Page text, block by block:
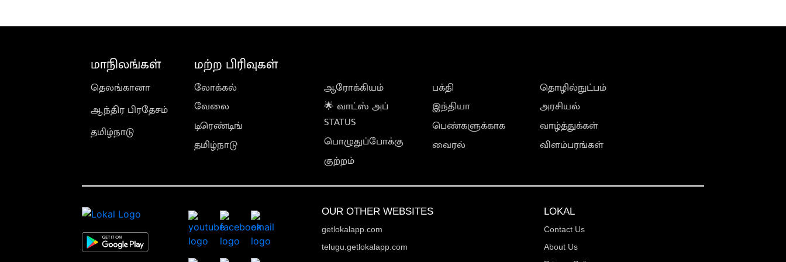
மாநிலங்கள்
தெலங்கானா
ஆந்திர பிரதேசம்
தமிழ்நாடு
மற்ற பிரிவுகள்
லோக்கல்
வேலை
டிரெண்டிங்
தமிழ்நாடு
ஆரோக்கியம்
🌟 வாட்ஸ் அப்
STATUS
பொழுதுப்போக்கு
குற்றம்
பக்தி
இந்தியா
பெண்களுக்காக
வைரல்
தொழில்நுட்பம்
அரசியல்
வாழ்த்துக்கள்
விளம்பரங்கள்
OUR OTHER WEBSITES
getlokalapp.com
telugu.getlokalapp.com
LOKAL
Contact Us
About Us